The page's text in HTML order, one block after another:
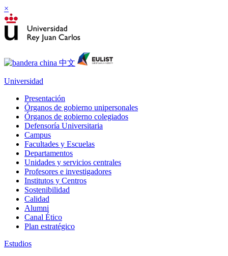
×
Universidad
Presentación
Órganos de gobierno unipersonales
Órganos de gobierno colegiados
Defensoría Universitaria
Campus
Facultades y Escuelas
Departamentos
Unidades y servicios centrales
Profesores e investigadores
Institutos y Centros
Sostenibilidad
Calidad
Alumni
Canal Ético
Plan estratégico
Estudios